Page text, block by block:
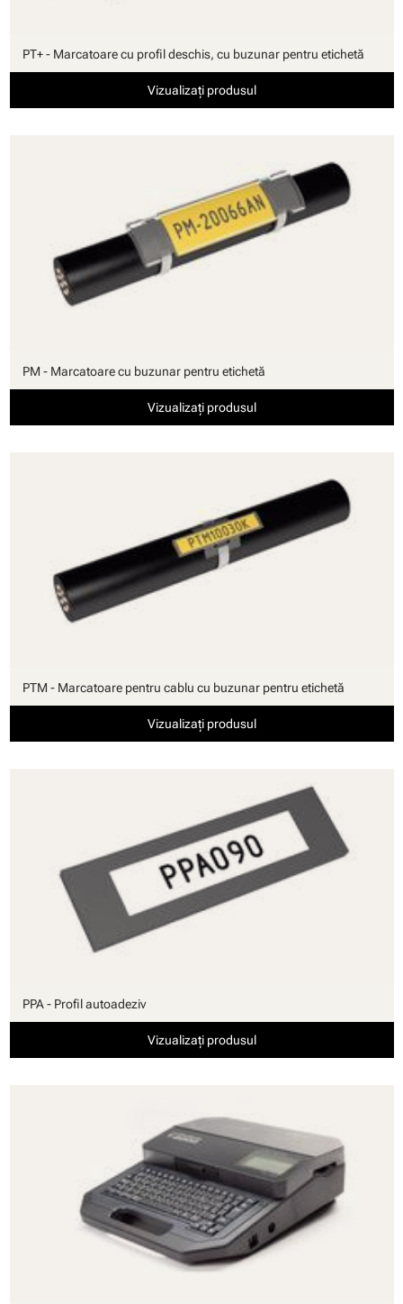
PT+ - Marcatoare cu profil deschis, cu buzunar pentru etichetă
Vizualizați produsul
PM - Marcatoare cu buzunar pentru etichetă
Vizualizați produsul
PTM - Marcatoare pentru cablu cu buzunar pentru etichetă
Vizualizați produsul
PPA - Profil autoadeziv
Vizualizați produsul